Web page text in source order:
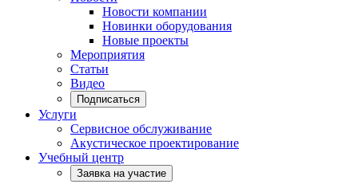
Новости компании
Новинки оборудования
Новые проекты
Мероприятия
Статьи
Видео
Подписаться
Услуги
Сервисное обслуживание
Акустическое проектирование
Учебный центр
Заявка на участие